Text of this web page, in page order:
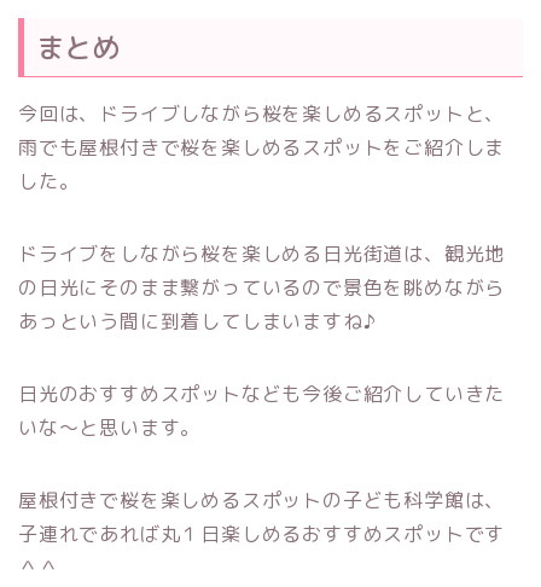
まとめ
今回は、ドライブしながら桜を楽しめるスポットと、
雨でも屋根付きで桜を楽しめるスポットをご紹介しま
した。
ドライブをしながら桜を楽しめる日光街道は、観光地
の日光にそのまま繋がっているので景色を眺めながら
あっという間に到着してしまいますね♪
日光のおすすめスポットなども今後ご紹介していきた
いな～と思います。
屋根付きで桜を楽しめるスポットの子ども科学館は、
子連れであれば丸１日楽しめるおすすめスポットです
＾＾